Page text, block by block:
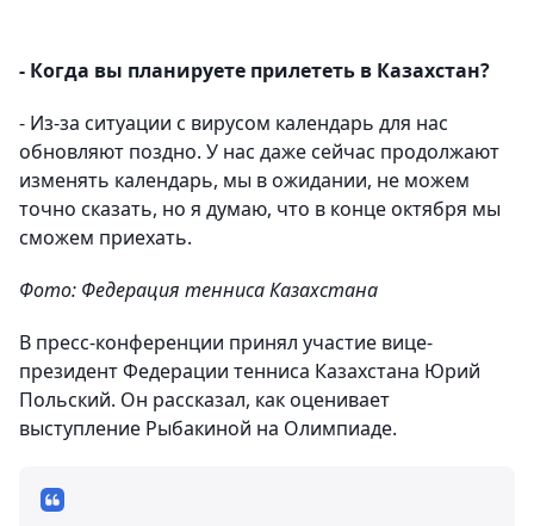
- Когда вы планируете прилететь в Казахстан?
- Из-за ситуации с вирусом календарь для нас
обновляют поздно. У нас даже сейчас продолжают
изменять календарь, мы в ожидании, не можем
точно сказать, но я думаю, что в конце октября мы
сможем приехать.
Фото: Федерация тенниса Казахстана
В пресс-конференции принял участие вице-
президент Федерации тенниса Казахстана Юрий
Польский. Он рассказал, как оценивает
выступление Рыбакиной на Олимпиаде.